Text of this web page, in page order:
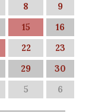
8
9
15
16
22
23
29
30
5 6